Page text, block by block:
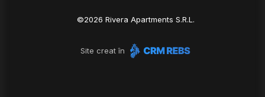
©2026 Rivera Apartments S.R.L.
Site creat în